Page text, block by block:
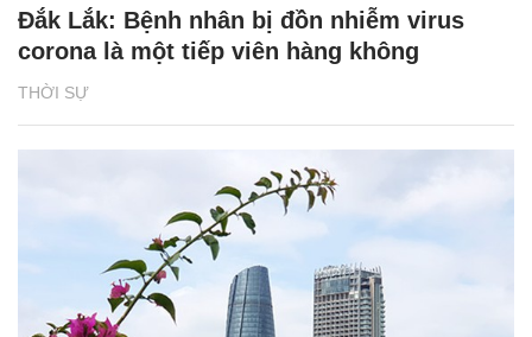
THỜI SỰ
Đắk Lắk: Bệnh nhân bị đồn nhiễm virus
corona là một tiếp viên hàng không